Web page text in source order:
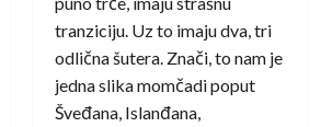
tranziciju. Uz to imaju dva, tri
odlična šutera. Znači, to nam je
jedna slika momčadi poput
Šveđana, Islanđana,